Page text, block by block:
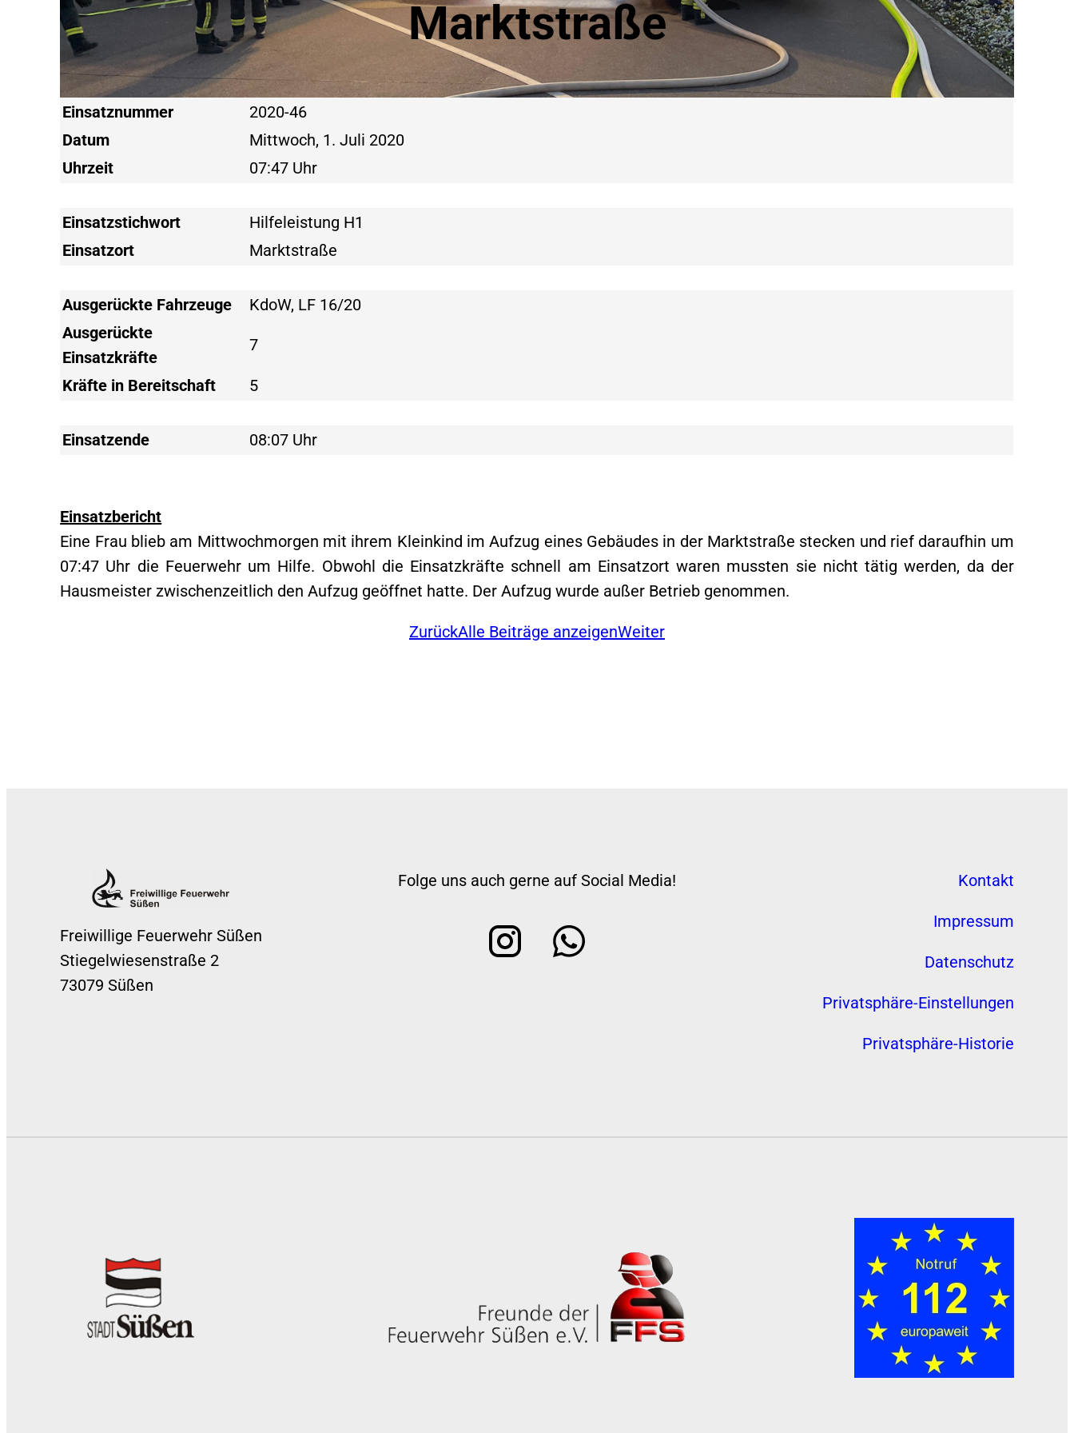
Marktstraße
Einsatznummer
2020-46
Datum
Mittwoch, 1. Juli 2020
Uhrzeit
07:47 Uhr
Einsatzstichwort
Hilfeleistung H1
Einsatzort
Marktstraße
Ausgerückte Fahrzeuge
KdoW, LF 16/20
Ausgerückte
Einsatzkräfte
7
Kräfte in Bereitschaft 5
Einsatzende 08:07 Uhr
Einsatzbericht
Eine Frau blieb am Mittwochmorgen mit ihrem Kleinkind im Aufzug eines Gebäudes in der Marktstraße stecken und rief daraufhin um
07:47 Uhr die Feuerwehr um Hilfe. Obwohl die Einsatzkräfte schnell am Einsatzort waren mussten sie nicht tätig werden, da der
Hausmeister zwischenzeitlich den Aufzug geöffnet hatte. Der Aufzug wurde außer Betrieb genommen.
ZurückAlle Beiträge anzeigenWeiter
Freiwillige Feuerwehr Süßen
Stiegelwiesenstraße 2
73079 Süßen
Folge uns auch gerne auf Social Media! Kontakt
Impressum
Datenschutz
Privatsphäre-Einstellungen
Privatsphäre-Historie